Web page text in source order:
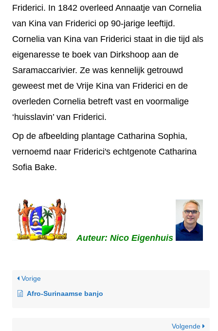
Friderici. In 1842 overleed Annaatje van Cornelia
van Kina van Friderici op 90-jarige leeftijd.
Cornelia van Kina van Friderici staat in die tijd als
eigenaresse te boek van Dirkshoop aan de
Saramaccarivier. Ze was kennelijk getrouwd
geweest met de Vrije Kina van Friderici en de
overleden Cornelia betreft vast en voormalige
‘huisslavin’ van Friderici.
Op de afbeelding plantage Catharina Sophia,
vernoemd naar Friderici's echtgenote Catharina
Sofia Bake.
Auteur: Nico Eigenhuis
Vorige
Afro-Surinaamse banjo
Volgende